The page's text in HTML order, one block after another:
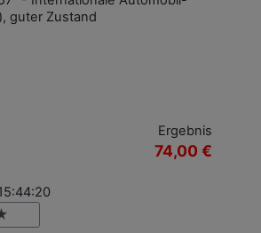
guter Zustand
Ergebnis
74,00 €